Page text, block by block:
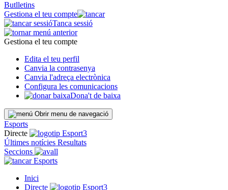
Butlletins
Gestiona el teu compte
Tanca sessió
Gestiona el teu compte
Edita el teu perfil
Canvia la contrasenya
Canvia l'adreça electrònica
Configura les comunicacions
Dona't de baixa
Obrir menu de navegació
Esports
Directe
Últimes notícies Resultats
Seccions
Esports
Inici
Directe